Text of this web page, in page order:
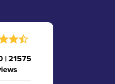
|21575